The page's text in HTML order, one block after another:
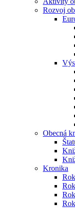
Rozvoj
Obecná
Kronika